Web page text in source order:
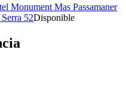
Monument Mas Passamaner
52Disponible